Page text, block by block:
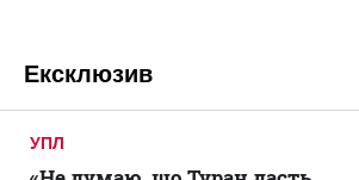
Ексклюзив
УПЛ